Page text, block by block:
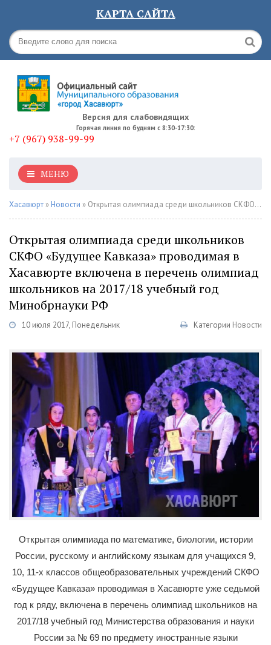
КАРТА САЙТА
Версия для слабовидящих
Горячая линия по будням с 8:30-17:30:
+7 (967) 938-99-99
МЕНЮ
Хасавюрт » Новости » Открытая олимпиада среди школьников СКФО «Будущее Кавказа» проводимая в Хасавюрте включена в перечень олимпиад школьников на 2017/18 учебный год Минобрнауки РФ
Открытая олимпиада среди школьников
СКФО «Будущее Кавказа» проводимая в
Хасавюрте включена в перечень олимпиад
школьников на 2017/18 учебный год
Минобрнауки РФ
10 июля 2017, Понедельник Категории Новости
Открытая олимпиада по математике, биологии, истории
России, русскому и английскому языкам для учащихся 9,
10, 11-x классов общеобразовательных учреждений СКФО
«Будущее Кавказа» проводимая в Хасавюрте уже седьмой
год к ряду, включена в перечень олимпиад школьников на
2017/18 учебный год Министерства образования и науки
России за № 69 по предмету иностранные языки